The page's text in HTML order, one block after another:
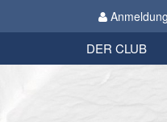
DER CLUB
Biathlon
Impressum